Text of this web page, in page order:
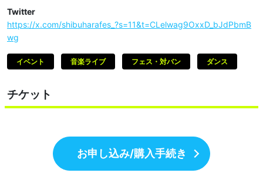
Twitter
https://x.com/shibuharafes_?s=11&t=CLelwag9OxxD_bJdPbmB
wg
イベント 音楽ライブ フェス・対バン ダンス
チケット
お申し込み/購入手続き